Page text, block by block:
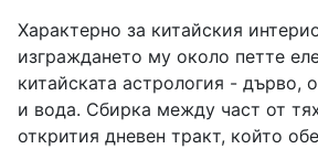
Характерно за китайския
изграждането му около петте
китайската астрология - дърво,
и вода. Сбирка между част от
открития дневен тракт, който